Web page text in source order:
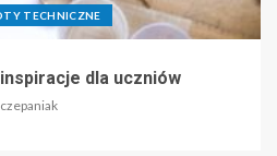
TECHNICZNE
dla uczniów